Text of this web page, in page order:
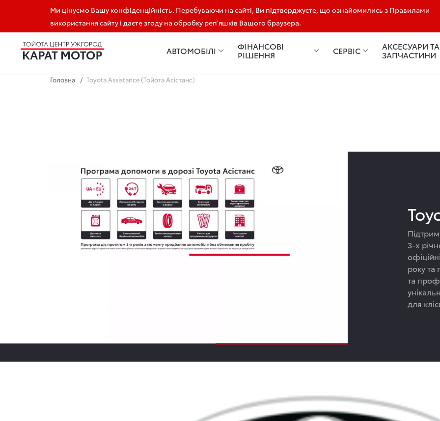
Ми цінуємо Вашу конфіденційність. Перебуваючи на сайті, Ви підтверджуєте, що ознайомились з Правилами
використання сайту і даєте згоду на обробку реп'яшків Вашого браузера.
+38 (097) 926 30 00
АВТОМОБІЛІ ФІНАНСОВІ
РІШЕННЯ СЕРВІС АКСЕСУАРИ ТА
ЗАПЧАСТИНИ
Головна Toyota Assistance (Тойота Асістанс)
3-х
року та
та
для